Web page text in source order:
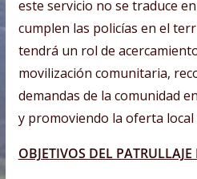
este servicio no se traduce
cumplen las policías en el
tendrá un rol de
movilización comunitaria,
demandas de la comunidad
y promoviendo la oferta local
OBJETIVOS DEL